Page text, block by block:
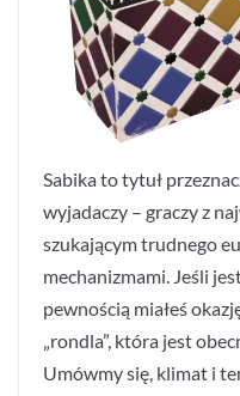
Sabika to tytuł
wyjadaczy – graczy z
szukającym trudnego
mechanizmami. Jeśli
pewnością miałeś
„rondla”, która jest
Umówmy się, klimat i